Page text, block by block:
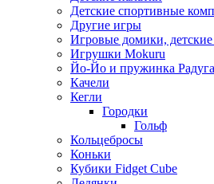
Детские спортивные
Другие игры
Игровые домики,
Игрушки Mokuru
Йо-Йо и пружинка Радуга
Качели
Кегли
Городки
Гольф
Кольцебросы
Коньки
Кубики Fidget Cube